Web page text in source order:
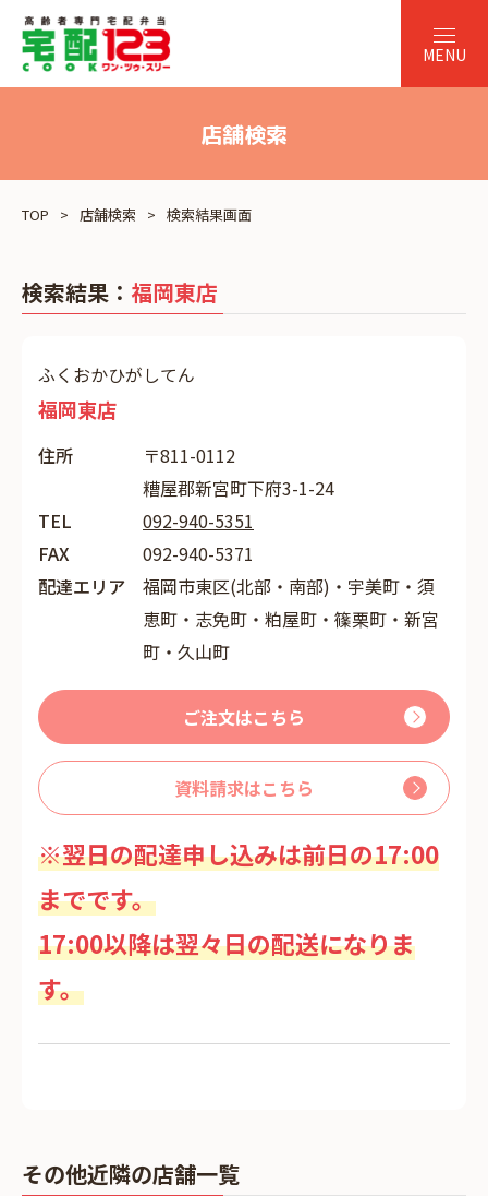
店舗検索
TOP 店舗検索 検索結果画面
検索結果： 福岡東店
ふくおかひがしてん
福岡東店
住所
〒811-0112
糟屋郡新宮町下府3-1-24
TEL
092-940-5351
FAX
092-940-5371
配達エリア
福岡市東区(北部・南部)・宇美町・須
恵町・志免町・粕屋町・篠栗町・新宮
町・久山町
ご注文はこちら
資料請求はこちら
※翌日の配達申し込みは前日の17:00
までです。
17:00以降は翌々日の配送になりま
す。
その他近隣の店舗一覧